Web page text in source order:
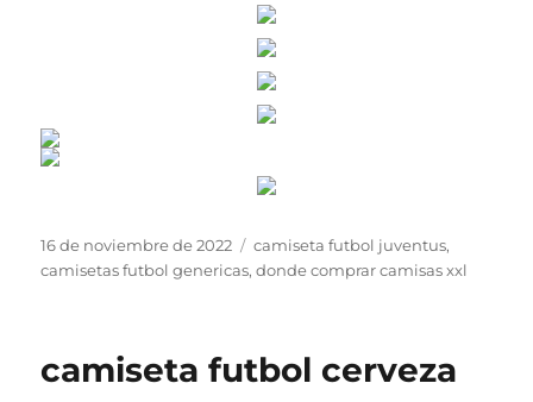
Publicado
el
16 de noviembre de 2022 Etiquetas
camiseta futbol juventus,
camisetas futbol genericas,donde comprar camisas xxl
camiseta futbol cerveza